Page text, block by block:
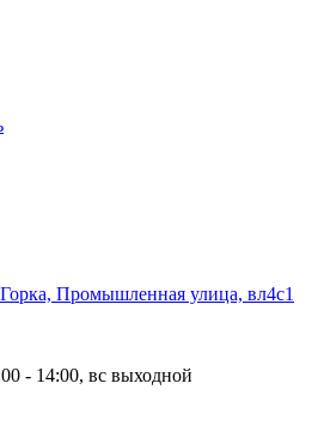
Промышленная улица, вл4с1
- 14:00, вс выходной